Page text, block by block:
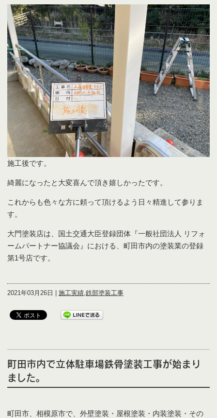
施工後です。
綺麗になったと大変喜んで頂き嬉しかったです。
これからも色々な方に頼って頂けるよう日々精進して参りま
す。
大門塗装店は、国土交通大臣登録団体『一般社団法人 リフォ
ームパートナー協議会』における、町田市内の塗装業の登録
第1号店です。
2021年03月26日 | 施工実績 鉄部塗装工事
町田市内で立体駐車場鉄骨塗装工事が始まり
ました。
町田市、相模原市で、外壁塗装・屋根塗装・内装塗装・その